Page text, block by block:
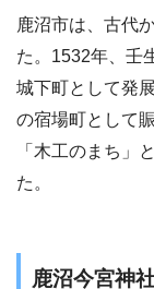
鹿沼市は、古代
た。1532年、壬
城下町として発
の宿場町として
「木工のまち」
た。
鹿沼今宮神